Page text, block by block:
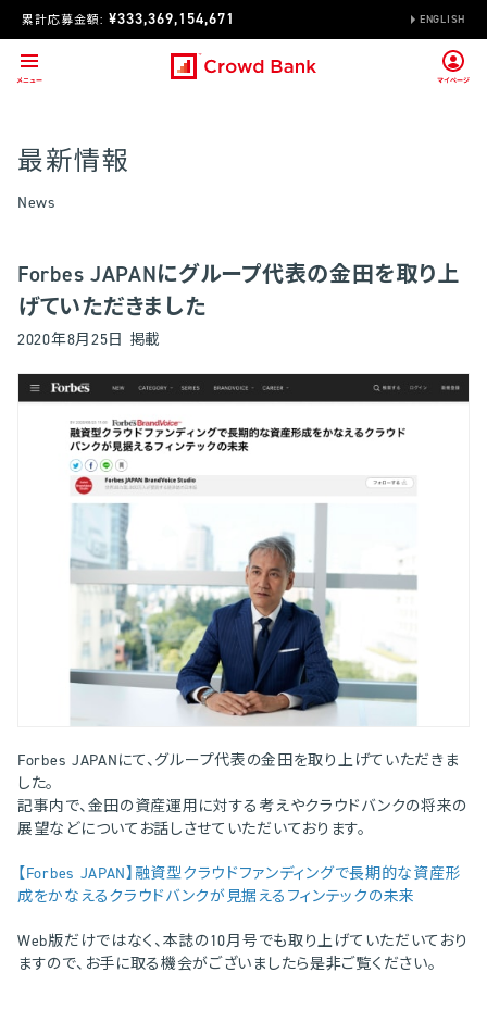
累計応募金額: ¥333,369,154,671 ENGLISH
最新情報
News
Forbes JAPANにグループ代表の金田を取り上
げていただきました
2020年8月25日 掲載
Forbes JAPANにて、グループ代表の金田を取り上げていただきま
した。
記事内で、金田の資産運用に対する考えやクラウドバンクの将来の
展望などについてお話しさせていただいております。
【Forbes JAPAN】融資型クラウドファンディングで長期的な資産形
成をかなえるクラウドバンクが見据えるフィンテックの未来
Web版だけではなく、本誌の10月号でも取り上げていただいており
ますので、お手に取る機会がございましたら是非ご覧ください。